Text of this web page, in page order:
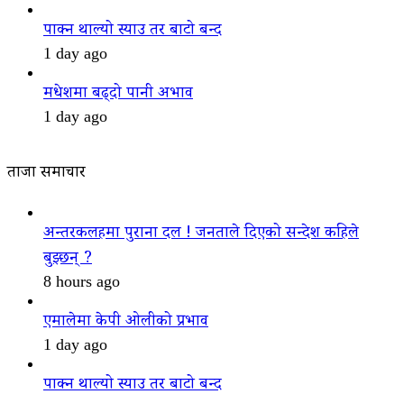
पाक्न थाल्यो स्याउ तर बाटो बन्द
1 day ago
मधेशमा बढ्दो पानी अभाव
1 day ago
ताजा समाचार
अन्तरकलहमा पुराना दल ! जनताले दिएको सन्देश कहिले
बुझ्छन् ?
8 hours ago
एमालेमा केपी ओलीको प्रभाव
1 day ago
पाक्न थाल्यो स्याउ तर बाटो बन्द